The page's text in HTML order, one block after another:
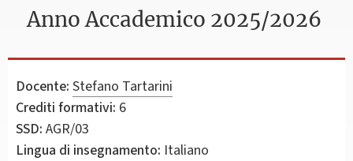
Anno Accademico 2025/2026
Docente: Stefano Tartarini
Crediti formativi: 6
SSD: AGR/03
Lingua di insegnamento: Italiano